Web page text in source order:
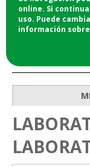
online. Si
uso. Puede
información
o si lo